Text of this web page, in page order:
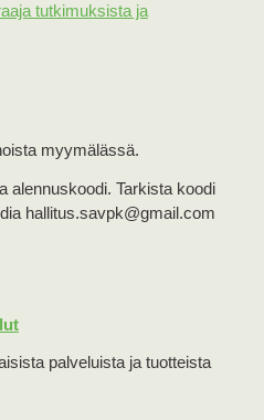
tutkimuksista ja
myymälässä.
alennuskoodi. Tarkista koodi
hallitus.savpk@gmail.com
palveluista ja tuotteista